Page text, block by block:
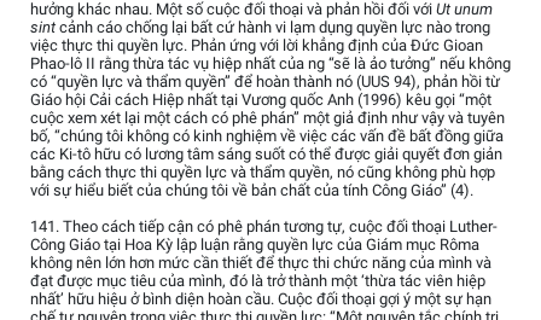
hưởng khác nhau. Một số cuộc đối thoại và phản hồi đối với Ut unum
sint cảnh cáo chống lại bất cứ hành vi lạm dụng quyền lực nào trong
việc thực thi quyền lực. Phản ứng với lời khẳng định của Đức Gioan
Phao-lô II rằng thừa tác vụ hiệp nhất của ng “sẽ là ảo tưởng” nếu không
có “quyền lực và thẩm quyền” để hoàn thành nó (UUS 94), phản hồi từ
Giáo hội Cải cách Hiệp nhất tại Vương quốc Anh (1996) kêu gọi “một
cuộc xem xét lại một cách có phê phán” một giả định như vậy và tuyên
bố, “chúng tôi không có kinh nghiệm về việc các vấn đề bất đồng giữa
các Ki-tô hữu có lương tâm sáng suốt có thể được giải quyết đơn giản
bằng cách thực thi quyền lực và thẩm quyền, nó cũng không phù hợp
với sự hiểu biết của chúng tôi về bản chất của tính Công Giáo” (4).
141. Theo cách tiếp cận có phê phán tương tự, cuộc đối thoại Luther-
Công Giáo tại Hoa Kỳ lập luận rằng quyền lực của Giám mục Rôma
không nên lớn hơn mức cần thiết để thực thi chức năng của mình và
đạt được mục tiêu của mình, đó là trở thành một ‘thừa tác viên hiệp
nhất’ hữu hiệu ở bình diện hoàn cầu. Cuộc đối thoại gợi ý một sự hạn